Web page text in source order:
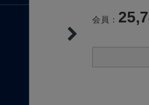
会員：